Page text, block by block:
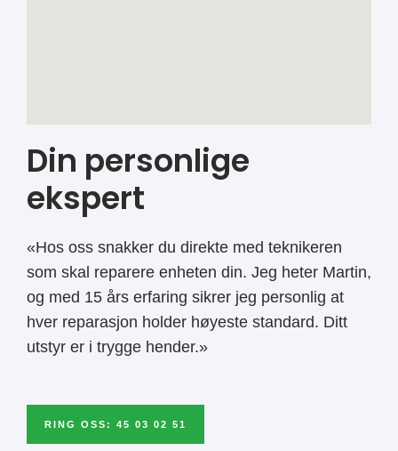
Din personlige
ekspert
«Hos oss snakker du direkte med teknikeren
som skal reparere enheten din. Jeg heter Martin,
og med 15 års erfaring sikrer jeg personlig at
hver reparasjon holder høyeste standard. Ditt
utstyr er i trygge hender.»
RING OSS: 45 03 02 51